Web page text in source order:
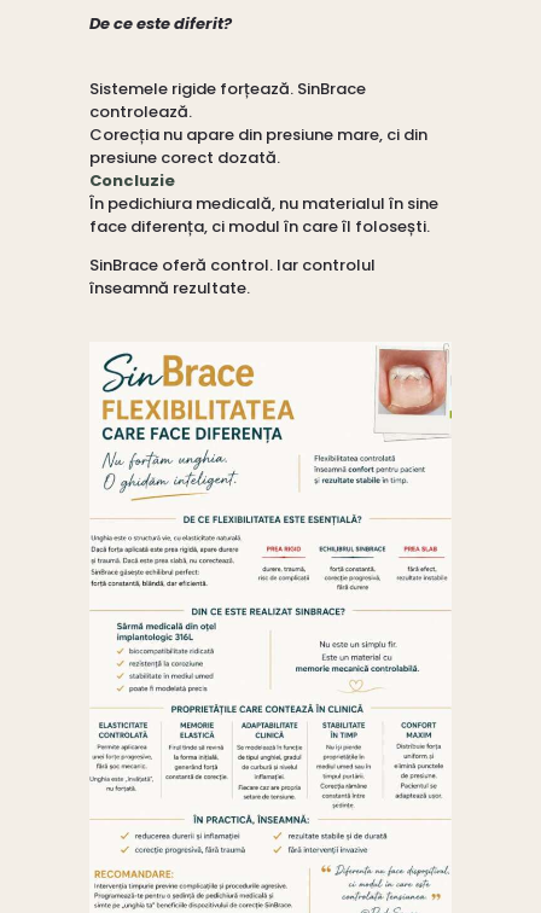
De ce este diferit?
Sistemele rigide forțează. SinBrace
controlează.
Corecția nu apare din presiune mare, ci din
presiune corect dozată.
Concluzie
În pedichiura medicală, nu materialul în sine
face diferența, ci modul în care îl folosești.
SinBrace oferă control. Iar controlul
înseamnă rezultate.